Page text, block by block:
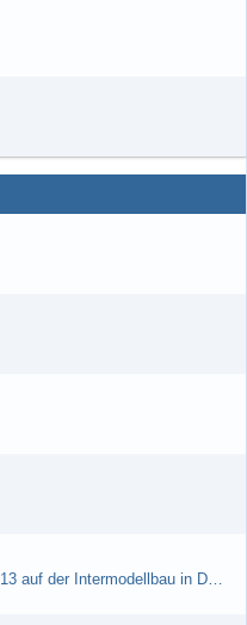
Brushless Buggy Cup am 10.04.2013 auf der Intermodellbau in Dortmund